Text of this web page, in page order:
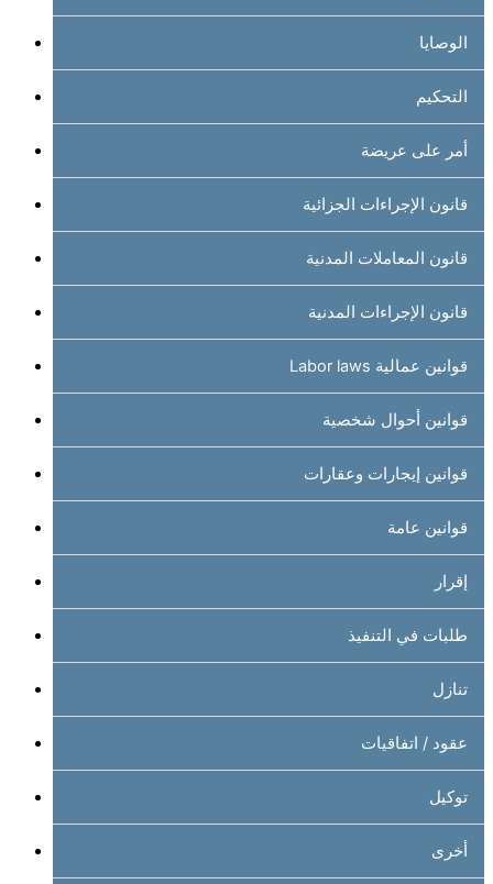
الوصايا
التحكيم
أمر على عريضة
قانون الإجراءات الجزائية
قانون المعاملات المدنية
قانون الإجراءات المدنية
قوانين عمالية Labor laws
قوانين أحوال شخصية
قوانين إيجارات وعقارات
قوانين عامة
إقرار
طلبات في التنفيذ
تنازل
عقود / اتفاقيات
توكيل
أخرى